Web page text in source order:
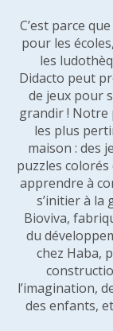
C’est parce
pour les
les
Didacto peut
de jeux pour
grandir ! Notre
les plus
maison : des
puzzles
apprendre à
s’initier à la
Bioviva,
du
chez Haba,
l’imagination,
des enfants,